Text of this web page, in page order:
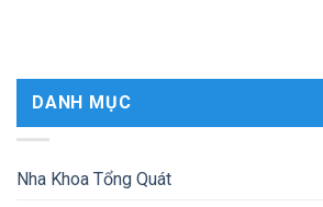
DANH MỤC
Nha Khoa Tổng Quát